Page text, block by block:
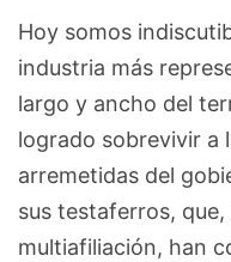
Hoy somos
industria más
largo y ancho del
logrado sobrevivir a
arremetidas del
sus testaferros,
multiafiliación, han